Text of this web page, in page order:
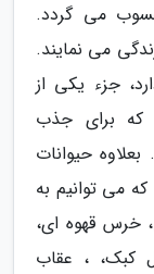
می گردد.
زندگی می نمایند.
حدود 1650 متر دارد، جزء یکی از
که برای جذب
حیوانات
می توانیم به
خرس قهوه ای،
کبک، ، عقاب